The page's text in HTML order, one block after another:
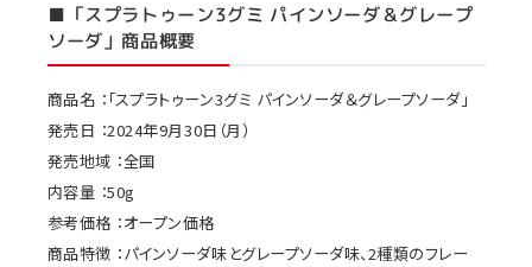
■「スプラトゥーン3グミ パインソーダ＆グレープ
ソーダ」商品概要
商品名 ：「スプラトゥーン3グミ パインソーダ＆グレープソーダ」
発売日 ：2024年9月30日（月）
発売地域 ：全国
内容量 ：50g
参考価格 ：オープン価格
商品特徴 ：パインソーダ味とグレープソーダ味、2種類のフレー